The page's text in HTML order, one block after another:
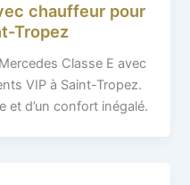
chauffeur pour
Tropez
Classe E avec
VIP à Saint-Tropez.
et d’un confort inégalé.